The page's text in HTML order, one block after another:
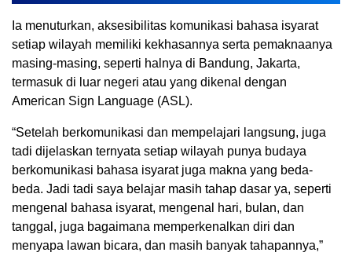
Ia menuturkan, aksesibilitas komunikasi bahasa isyarat
setiap wilayah memiliki kekhasannya serta pemaknaanya
masing-masing, seperti halnya di Bandung, Jakarta,
termasuk di luar negeri atau yang dikenal dengan
American Sign Language (ASL).
“Setelah berkomunikasi dan mempelajari langsung, juga
tadi dijelaskan ternyata setiap wilayah punya budaya
berkomunikasi bahasa isyarat juga makna yang beda-
beda. Jadi tadi saya belajar masih tahap dasar ya, seperti
mengenal bahasa isyarat, mengenal hari, bulan, dan
tanggal, juga bagaimana memperkenalkan diri dan
menyapa lawan bicara, dan masih banyak tahapannya,”